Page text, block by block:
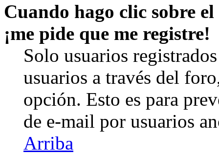
Cuando hago clic sobre
¡me pide que me registre!
Solo usuarios
usuarios a través del
opción. Esto es para
de e-mail por usuarios
Arriba